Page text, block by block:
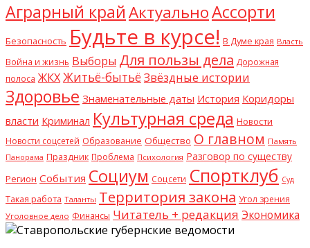
Аграрный крайАктуальноАссорти
Безопасность Будьте в курсе! В Думе края Власть
Война и жизнь Выборы Для пользы дела Дорожная
полоса ЖКХЖитьё-бытьёЗвёздные истории
Здоровье Знаменательные даты История Коридоры
власти Криминал Культурная среда Новости
Новости соцсетей Образование Общество О главном Память
Панорама Праздник Проблема Психология Разговор по существу
Регион События Социум Соцсети Спортклуб Суд
Такая работа Таланты Территория закона Угол зрения
Уголовное дело Финансы Читатель + редакция Экономика